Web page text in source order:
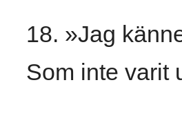
18. »Jag
Som inte varit